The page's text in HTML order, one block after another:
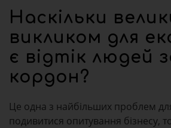
Наскільки
викликом для
є відтік людей
кордон?
Це одна з найбільших проблем
подивитися опитування бізнесу,